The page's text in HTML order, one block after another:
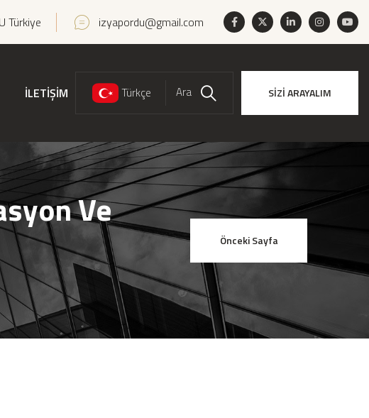
Türkiye izyapordu@gmail.com
İLETİŞİM Türkçe Ara Ara SİZİ ARAYALIM
Ve
Önceki Sayfa